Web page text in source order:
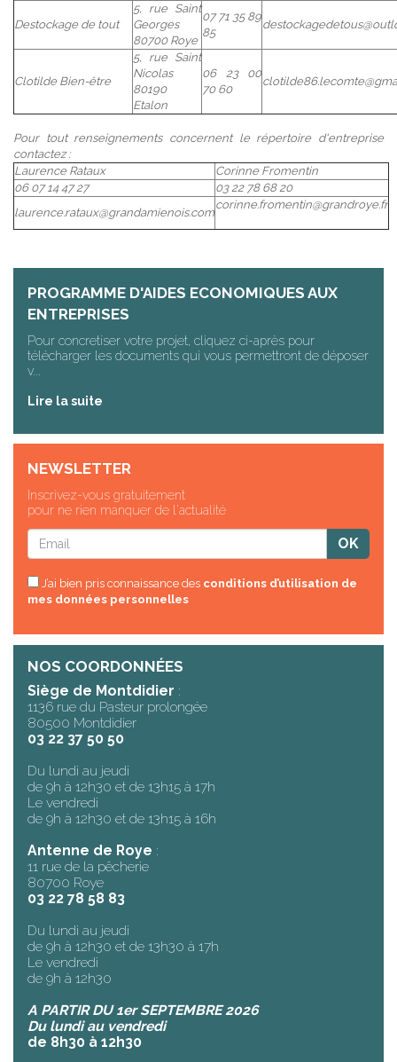
Destockage de tout
5, rue Saint
Georges
80700 Roye
07 71 35 89
85
Clotilde Bien-être
5, rue Saint
Nicolas
80190
Etalon
06 23 00
70 60
Pour tout renseignements concernent le répertoire d'entreprise
contactez :
Laurence Rataux
Corinne Fromentin
06 07 14 47 27
03 22 78 68 20
laurence.rataux@grandamienois.com
corinne.fromentin@grandroye.fr
PROGRAMME D'AIDES ECONOMIQUES AUX
ENTREPRISES
Pour concretiser votre projet, cliquez ci-après pour
télécharger les documents qui vous permettront de déposer
v...
Lire la suite
NEWSLETTER
Inscrivez-vous gratuitement
pour ne rien manquer de l'actualité
J’ai bien pris connaissance des conditions d’utilisation de
mes données personnelles
NOS COORDONNÉES
Siège de Montdidier :
1136 rue du Pasteur prolongée
80500 Montdidier
03 22 37 50 50
Du lundi au jeudi
de 9h à 12h30 et de 13h15 à 17h
Le vendredi
de 9h à 12h30 et de 13h15 à 16h
Antenne de Roye :
11 rue de la pêcherie
80700 Roye
03 22 78 58 83
Du lundi au jeudi
de 9h à 12h30 et de 13h30 à 17h
Le vendredi
de 9h à 12h30
A PARTIR DU 1er SEPTEMBRE 2026
Du lundi au vendredi
de 8h30 à 12h30